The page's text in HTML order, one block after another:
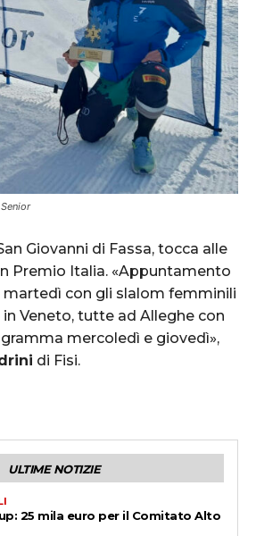
Giovanni di Fassa, tocca alle
Premio Italia. «Appuntamento
martedì con gli slalom femminili
in Veneto, tutte ad Alleghe con
mercoledì e giovedì»,
di Fisi.
ULTIME NOTIZIE
25 mila euro per il Comitato Alto